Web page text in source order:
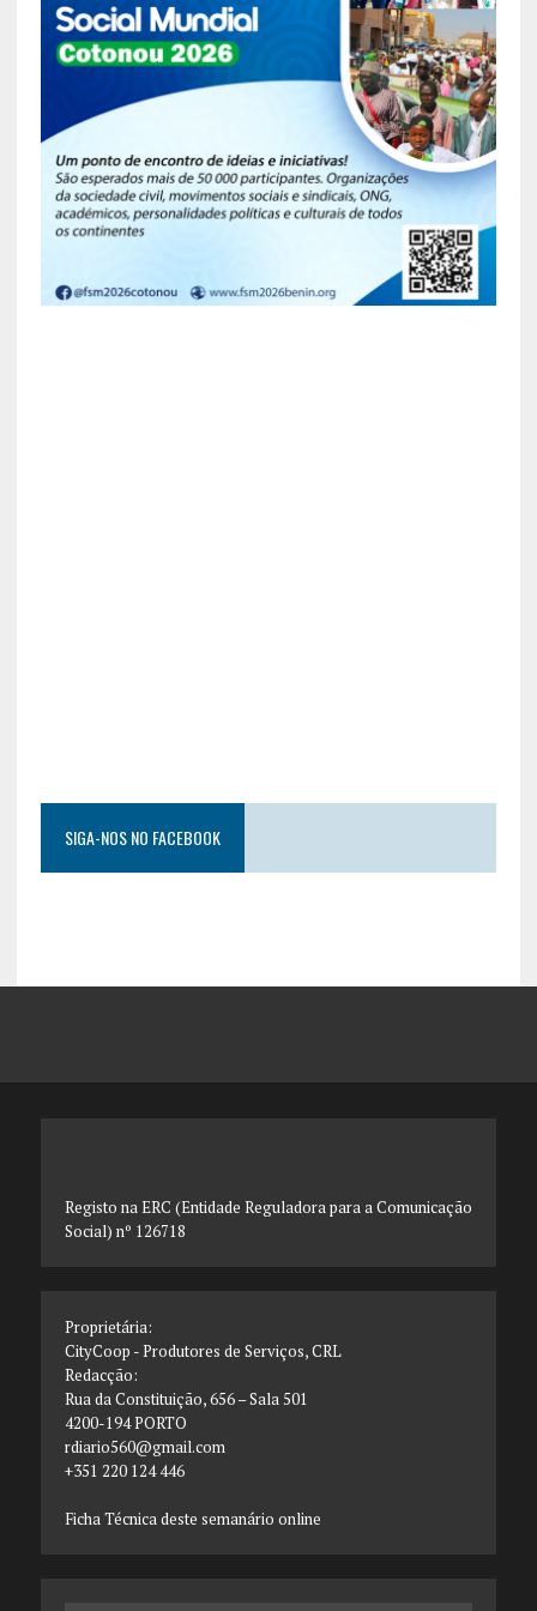
SIGA-NOS NO FACEBOOK
Registo na ERC (Entidade Reguladora para a Comunicação
Social) nº 126718
Proprietária:
CityCoop - Produtores de Serviços, CRL
Redacção:
Rua da Constituição, 656 – Sala 501
4200-194 PORTO
rdiario560@gmail.com
+351 220 124 446
Ficha Técnica deste semanário online